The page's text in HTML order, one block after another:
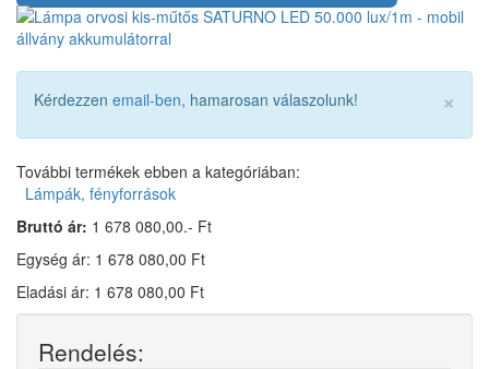
×
Kérdezzen email-ben, hamarosan válaszolunk!
További termékek ebben a kategóriában:
Lámpák, fényforrások
Bruttó ár: 1 678 080,00.- Ft
Egység ár: 1 678 080,00 Ft
Eladási ár: 1 678 080,00 Ft
Rendelés: